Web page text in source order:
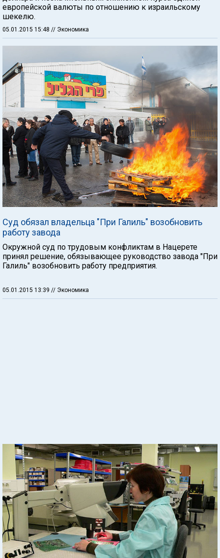
европейской валюты по отношению к израильскому
шекелю.
05.01.2015 15:48 // Экономика
Суд обязал владельца "При Галиль" возобновить
работу завода
Окружной суд по трудовым конфликтам в Нацерете
принял решение, обязывающее руководство завода "При
Галиль" возобновить работу предприятия.
05.01.2015 13:39 // Экономика